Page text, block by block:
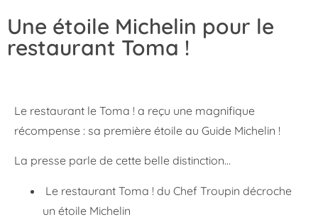
Une étoile Michelin pour le
restaurant Toma !
Le restaurant le Toma ! a reçu une magnifique
récompense : sa première étoile au Guide Michelin !
La presse parle de cette belle distinction…
Le restaurant Toma ! du Chef Troupin décroche
un étoile Michelin